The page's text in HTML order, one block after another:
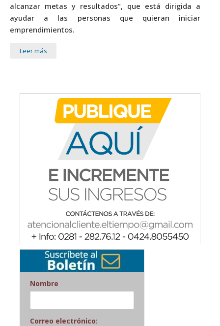
alcanzar metas y resultados”, que está dirigida a
ayudar a las personas que quieran iniciar
emprendimientos.
Leer más
Nombre
Correo electrónico: